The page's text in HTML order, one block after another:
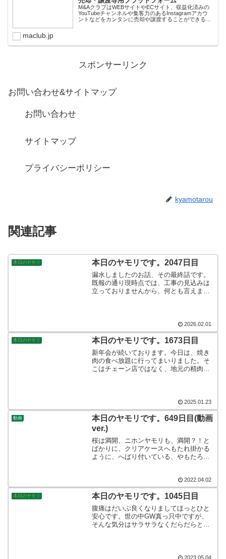
M&AクラブはWEBサイトやECサイト、収益化済みの
YouTubeチャンネルや集客力のあるInstagramアカウ
ントなどをカンタンに売却や譲渡することができるプ
maclub.jp
スポンサーリンク
お問い合わせ&サイトマップ
お問い合わせ
サイトマップ
プライバシーポリシー
kyamotarou
関連記事
本日のヤモリ 本日のヤモリです。2047日目
漏水しましたのお話、その最終話です。
既報の通り現時点では、工事の見込みは
立っておりませんから、何とも言えませ
いと思います。そんなこんなで、本日の
ヤモリです。
2026.02.01
本日のヤモリ 本日のヤモリです。1673日目
新年会が続いております。今日は、焼き
肉の食べ放題に行ってまいりました。そ
こはチェーン店ではなく、地元の精肉店
もらっております。ありがたい！そんな
こんなで、本日のヤモリです。
2025.01.23
動画
本日のヤモリです。649日目(動画
ver.)
桜は満開、ニホンヤモリも、満開？！と
ばかりに、クリアケースへもたれ掛かる
ように、へばり付いている、やもたろう
は、大丈夫かい？なと思うわけです☆そ
んなこんなで、本日のヤモリです。
2022.04.02
本日のヤモリ 本日のヤモリです。1045日目
腹痛はだいぶ良くなりましてほっとひと
安心です。世の中GW真っ只中ですが、
そんな気分はサラサラなくだらだらと身
そんなこんなで、本日のヤモリです。
2023.05.04